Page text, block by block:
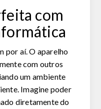
com
por aí. O aparelho
com outros
um ambiente
Imagine poder
diretamente do